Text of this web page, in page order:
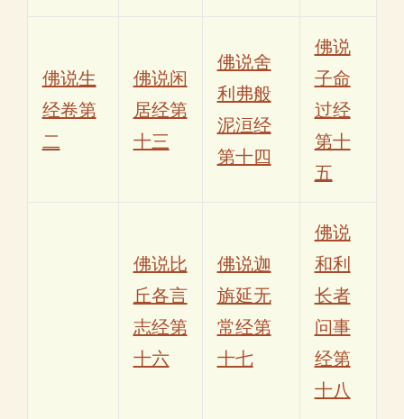
佛说生
经卷第
二
佛说闲
居经第
十三
佛说舍
利弗般
泥洹经
第十四
佛说
子命
过经
第十
五
佛说比
丘各言
志经第
十六
佛说迦
旃延无
常经第
十七
佛说
和利
长者
问事
经第
十八